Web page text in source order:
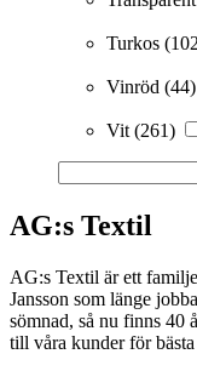
Turkos
Vinröd (44)
Vit (261)
AG:s Textil
AG:s Textil är ett
Jansson som länge
sömnad, så nu finns 40
till våra kunder för